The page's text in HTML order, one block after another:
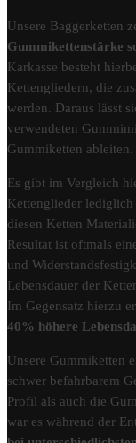
Unsere Baggerketten
Gummikettenstärke
Karkasse besteht
Kettengliedern, die
werden. Daraus lässt
verwendeten
Gummiketten ableiten.
Es gibt im Vergleich
Kettenglieder
diesen Ketten
Resultat ist oftmals
und
Lebensdauer der
Im Gegensatz hierzu
40% höhere
Unsere Gummiketten
schwer befahrbarem
Profil als auch die
war es während der